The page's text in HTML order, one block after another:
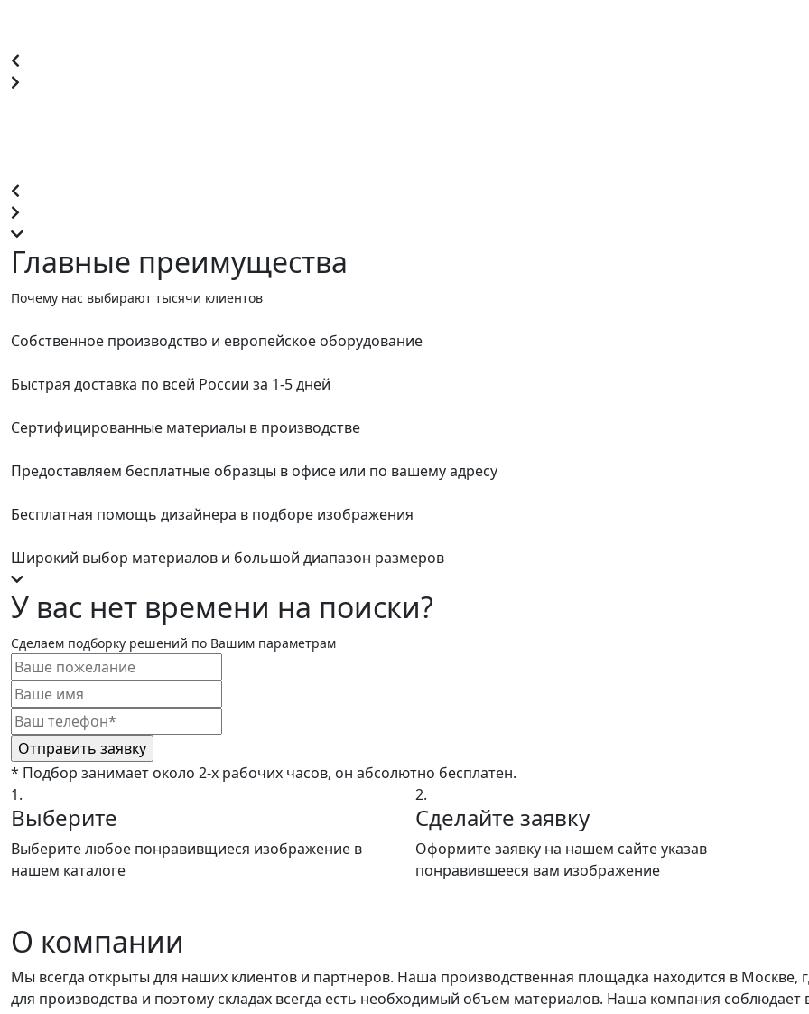
Главные преимущества
Почему нас выбирают тысячи клиентов
Собственное производство и европейское оборудование
Быстрая доставка по всей России за 1-5 дней
Сертифицированные материалы в производстве
Предоставляем бесплатные образцы в офисе или по вашему адресу
Бесплатная помощь дизайнера в подборе изображения
Широкий выбор материалов и большой диапазон размеров
У вас нет времени на поиски?
Сделаем подборку решений по Вашим параметрам
* Подбор занимает около 2-х рабочих часов, он абсолютно бесплатен.
1.
Выберите
Выберите любое понравивщиеся изображение в
нашем каталоге
2.
Сделайте заявку
Оформите заявку на нашем сайте указав
понравившееся вам изображение
О компании
Мы всегда открыты для наших клиентов и партнеров. Наша производственная площадка находится в
для производства и поэтому складах всегда есть необходимый объем материалов. Наша компания